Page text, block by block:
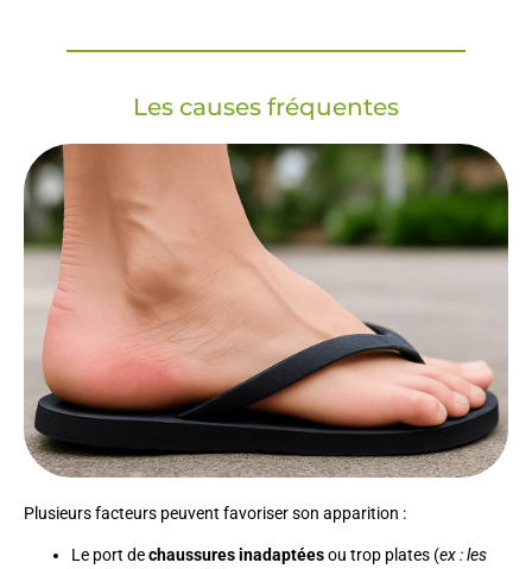
Les causes fréquentes
Plusieurs facteurs peuvent favoriser son apparition :
Le port dechaussures inadaptéesou trop plates (ex : les